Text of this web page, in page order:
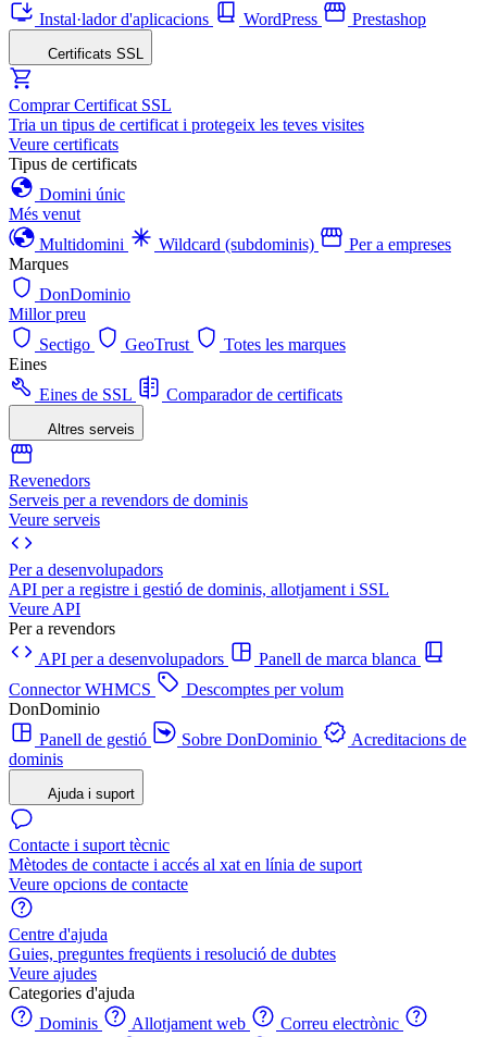
Instal·lador d'aplicacions
WordPress Prestashop
Certificats SSL
Comprar Certificat SSL
Tria un tipus de certificat i protegeix les teves visites
Veure certificats
Tipus de certificats
Domini únic
Més venut
Multidomini
Wildcard (subdominis)
Per a empreses
Marques
DonDominio
Millor preu
Sectigo
GeoTrust
Totes les marques
Eines
Eines de SSL
Comparador de certificats
Altres serveis
Revenedors
Serveis per a revendors de dominis
Veure serveis
Per a desenvolupadors
API per a registre i gestió de dominis, allotjament i SSL
Veure API
Per a revendors
API per a desenvolupadors
Panell de marca blanca
Connector WHMCS
Descomptes per volum
DonDominio
Panell de gestió
Sobre DonDominio
Acreditacions de
dominis
Ajuda i suport
Contacte i suport tècnic
Mètodes de contacte i accés al xat en línia de suport
Veure opcions de contacte
Centre d'ajuda
Guies, preguntes freqüents i resolució de dubtes
Veure ajudes
Categories d'ajuda
Dominis
Allotjament web
Correu electrònic